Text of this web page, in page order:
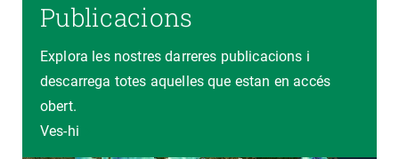
Publicacions
Explora les nostres darreres publicacions i
descarrega totes aquelles que estan en accés
obert.
Ves-hi